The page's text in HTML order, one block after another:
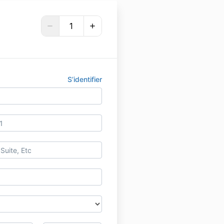
S’identifier